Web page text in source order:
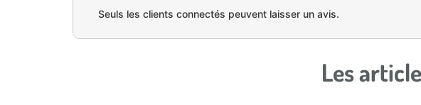
Seuls les clients connectés peuvent laisser un avis.
Les